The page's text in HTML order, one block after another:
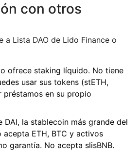
con otros
a Lista DAO de Lido Finance o
ofrece staking líquido. No tiene
usar sus tokens (stETH,
préstamos en su propio
DAI, la stablecoin más grande del
acepta ETH, BTC y activos
garantía. No acepta slisBNB.